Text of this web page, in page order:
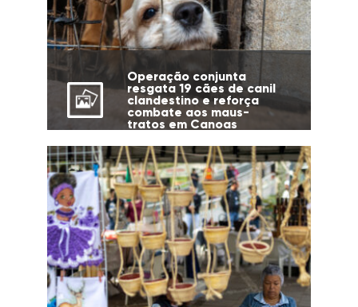
Operação conjunta
resgata 19 cães de canil
clandestino e reforça
combate aos maus-
tratos em Canoas